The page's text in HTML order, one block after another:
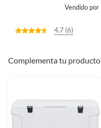
Vendido por
4.7 (6)
Complementa tu producto